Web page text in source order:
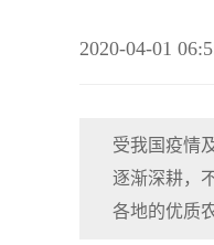
2020-04-01
受我国疫情
逐渐深耕，
各地的优质